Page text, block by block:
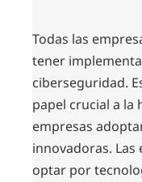
Todas las
tener
ciberseguridad.
papel crucial a la
empresas
innovadoras.
optar por